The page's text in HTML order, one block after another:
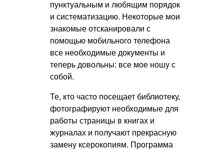
пунктуальным и любящим порядок
и систематизацию. Некоторые мои
знакомые отсканировали с
помощью мобильного телефона
все необходимые документы и
теперь довольны: все мое ношу с
собой.
Те, кто часто посещает библиотеку,
фотографируют необходимые для
работы страницы в книгах и
журналах и получают прекрасную
замену ксерокопиям. Программа